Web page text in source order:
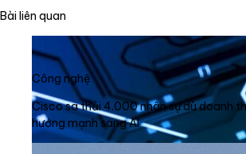
Bài liên quan
Công nghệ
Cisco sa thải 4.000 nhân sự dù doanh
hướng mạnh sang AI